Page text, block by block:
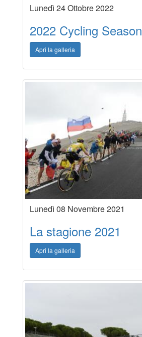
Lunedì 24 Ottobre 2022
2022 Cycling Season
Apri la galleria
Lunedì 08 Novembre 2021
La stagione 2021
Apri la galleria